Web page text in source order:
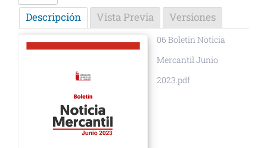
Descripción Vista Previa Versiones
06 Boletin Noticia
Mercantil Junio
2023.pdf